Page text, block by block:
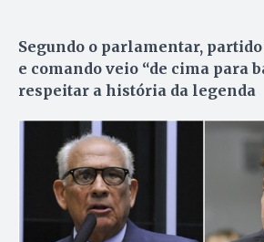
Segundo o parlamentar,
e comando veio “de cima para
respeitar a história da legenda